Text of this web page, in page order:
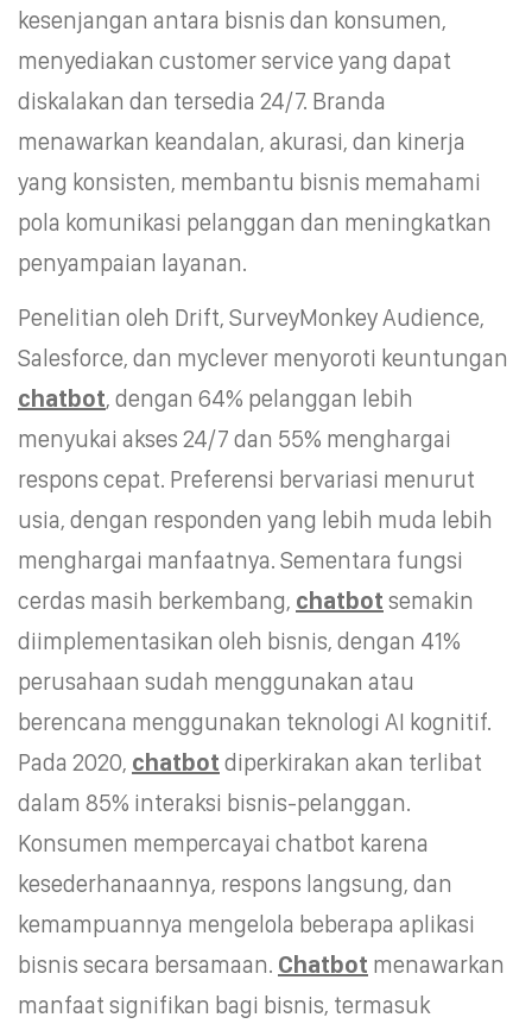
kesenjangan antara bisnis dan konsumen,
menyediakan customer service yang dapat
diskalakan dan tersedia 24/7. Branda
menawarkan keandalan, akurasi, dan kinerja
yang konsisten, membantu bisnis memahami
pola komunikasi pelanggan dan meningkatkan
penyampaian layanan.
Penelitian oleh Drift, SurveyMonkey Audience,
Salesforce, dan myclever menyoroti keuntungan
chatbot, dengan 64% pelanggan lebih
menyukai akses 24/7 dan 55% menghargai
respons cepat. Preferensi bervariasi menurut
usia, dengan responden yang lebih muda lebih
menghargai manfaatnya. Sementara fungsi
cerdas masih berkembang, chatbot semakin
diimplementasikan oleh bisnis, dengan 41%
perusahaan sudah menggunakan atau
berencana menggunakan teknologi AI kognitif.
Pada 2020, chatbot diperkirakan akan terlibat
dalam 85% interaksi bisnis-pelanggan.
Konsumen mempercayai chatbot karena
kesederhanaannya, respons langsung, dan
kemampuannya mengelola beberapa aplikasi
bisnis secara bersamaan. Chatbot menawarkan
manfaat signifikan bagi bisnis, termasuk